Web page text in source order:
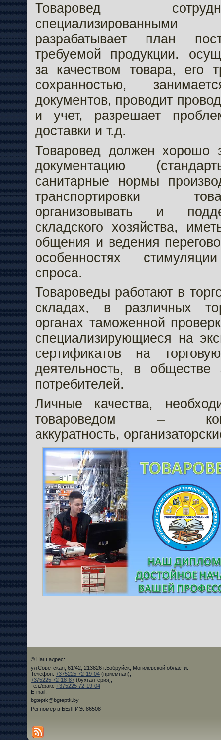
Товаровед
специализированными
разрабатывает план
требуемой продукции.
за качеством товара, его
сохранностью,
документов, проводит
и учет, разрешает
доставки и т.д.
Товаровед должен хорошо
документацию
санитарные нормы
транспортировки
организовывать и
складского хозяйства,
общения и ведения
особенностях
спроса.
Товароведы работают в
складах, в различных
органах таможенной
специализирующиеся на
сертификатов на
деятельность, в обществе
потребителей.
Личные качества,
товароведом –
аккуратность,
© Наш адрес:
ул.Советская, 61/42, 213826 г.Бобруйск, Могилевской области.
Телефон: +375225 72-19-04 (приемная),
+375225 72-18-87 (бухгалтерия),
тел./факс +375225 72-19-04
E-mail:
bgteptk@bgteptk.by
Рег.номер в БЕЛГИЭ: 86508